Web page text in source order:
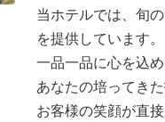
当ホテルでは、旬
を提供しています。
一品一品に心を込
あなたの培ってき
お客様の笑顔が直